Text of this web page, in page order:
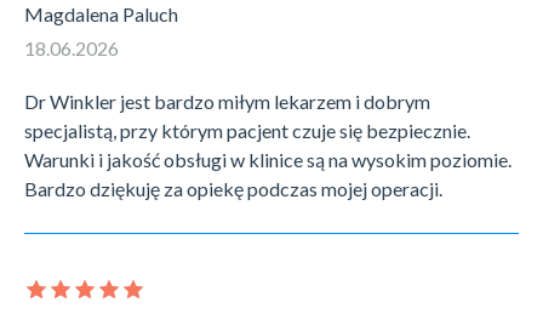
Magdalena Paluch
18.06.2026
Dr Winkler jest bardzo miłym lekarzem i dobrym
specjalistą, przy którym pacjent czuje się bezpiecznie.
Warunki i jakość obsługi w klinice są na wysokim poziomie.
Bardzo dziękuję za opiekę podczas mojej operacji.